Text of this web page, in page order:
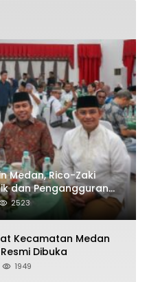
Medan, Rico-Zaki
dan Pengangguran
2523
Kecamatan Medan
Dibuka
1949